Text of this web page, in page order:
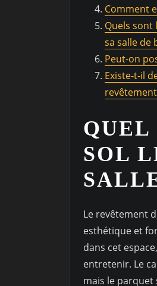
Comment
Quels
sa salle de
Peut-on
Existe-t-il
QUEL
SOL
Le revêtement
esthétique et
dans cet
entretenir. Le
mais le